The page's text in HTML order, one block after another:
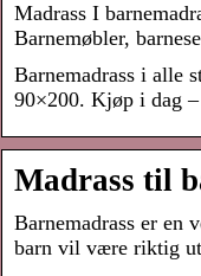
Madrass I
Barnemøbler,
Barnemadrass i alle
90×200. Kjøp i dag
Madrass til
Barnemadrass er en
barn vil være riktig